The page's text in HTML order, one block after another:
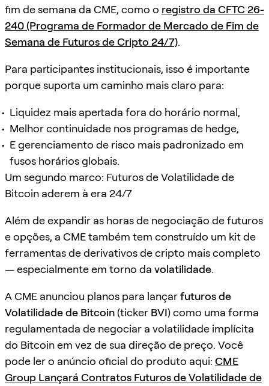
fim de semana da CME, como o registro da CFTC 26-
240 (Programa de Formador de Mercado de Fim de
Semana de Futuros de Cripto 24/7).
Para participantes institucionais, isso é importante
porque suporta um caminho mais claro para:
Liquidez mais apertada fora do horário normal,
Melhor continuidade nos programas de hedge,
E gerenciamento de risco mais padronizado em
fusos horários globais.
Um segundo marco: Futuros de Volatilidade de
Bitcoin aderem à era 24/7
Além de expandir as horas de negociação de futuros
e opções, a CME também tem construído um kit de
ferramentas de derivativos de cripto mais completo
— especialmente em torno da volatilidade.
A CME anunciou planos para lançarfuturos de
Volatilidade de Bitcoin(ticker BVI) como uma forma
regulamentada de negociar a volatilidade implícita
do Bitcoin em vez de sua direção de preço. Você
pode ler o anúncio oficial do produto aqui: CME
Group Lançará Contratos Futuros de Volatilidade de